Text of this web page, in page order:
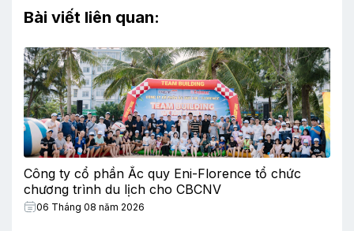
Bài viết liên quan:
Công ty cổ phần Ắc quy Eni-Florence tổ chức
chương trình du lịch cho CBCNV
06 Tháng 08 năm 2026